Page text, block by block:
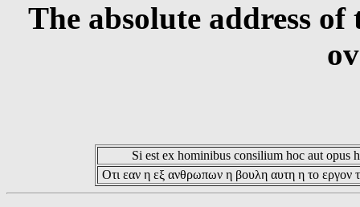
The absolute address
Si est ex hominibus consilium hoc aut opus
Οτι εαν η εξ ανθρωπων η βουλη αυτη η το εργον